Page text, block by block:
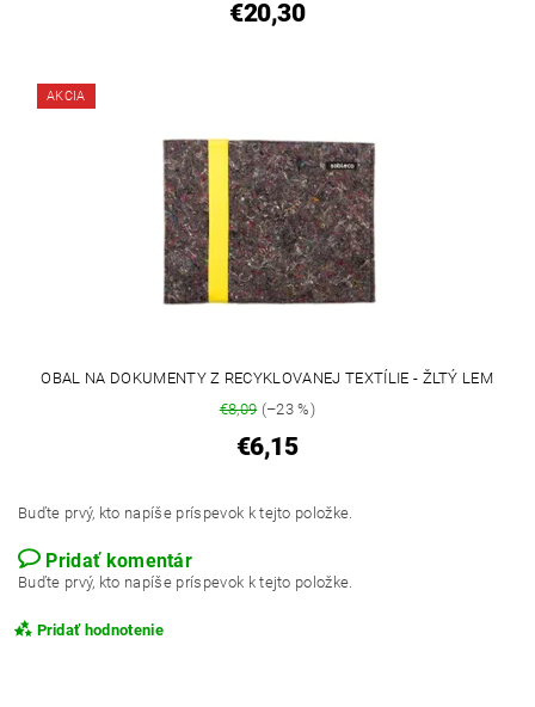
€20,30
AKCIA
OBAL NA DOKUMENTY Z RECYKLOVANEJ TEXTÍLIE - ŽLTÝ LEM
€8,09(–23 %)
€6,15
Buďte prvý, kto napíše príspevok k tejto položke.
Pridať komentár
Buďte prvý, kto napíše príspevok k tejto položke.
Pridať hodnotenie